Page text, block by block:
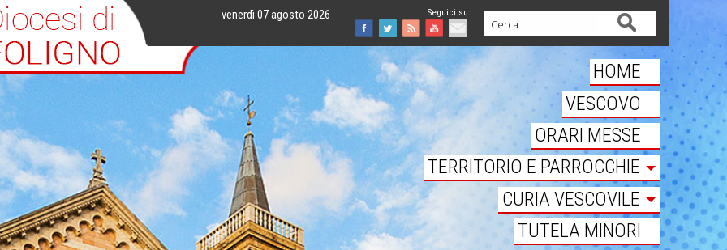
venerdì 07 agosto 2026
Facebook
Twitter
FeedYoutube
Mail
Cerca
HOME
VESCOVO
ORARI MESSE
TERRITORIO E PARROCCHIE
CURIA VESCOVILE
TUTELA MINORI